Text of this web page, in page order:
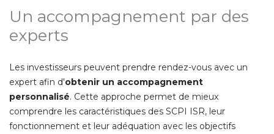
Un accompagnement par des
experts
Les investisseurs peuvent prendre rendez-vous avec un
expert afin d'obtenir un accompagnement
personnalisé. Cette approche permet de mieux
comprendre les caractéristiques des SCPI ISR, leur
fonctionnement et leur adéquation avec les objectifs